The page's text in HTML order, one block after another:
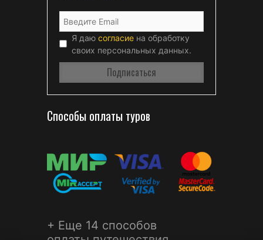
Я даю согласие на обработку
своих персональных данных.
Способы оплаты туров
+ Еще 14 способов